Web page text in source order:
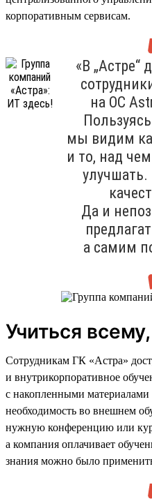
корпоративным сервисам.
«В „Астре“
на ОС
мы видим
и то, над
улучшать.
Да и
а самим
Учиться
Сотрудникам ГК «Астра»
и внутрикорпоративное
с накопленными материалами
необходимость во внешнем
нужную конференцию или
а компания оплачивает
знания можно было